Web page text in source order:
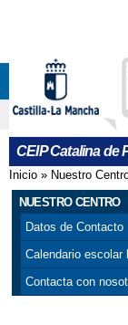
CEIP Catalina de
Se
Inicio » Nuestro
NUESTRO CENTRO
Datos de Contacto
Calendario escolar
Contacta con